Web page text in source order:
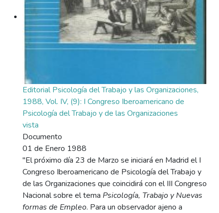
Editorial Psicología del Trabajo y las Organizaciones,
1988, Vol. IV, (9): I Congreso Iberoamericano de
Psicología del Trabajo y de las Organizaciones
vista
Documento
01 de Enero 1988
"El próximo día 23 de Marzo se iniciará en Madrid el I
Congreso Iberoamericano de Psicología del Trabajo y
de las Organizaciones que coincidirá con el III Congreso
Nacional sobre el tema Psicología, Trabajo y Nuevas
formas de Empleo. Para un observador ajeno a